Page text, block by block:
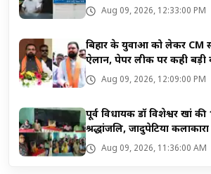
Aug 09, 2026, 12:33:00 PM
बिहार के युवाओं को लेकर CM
ऐलान, पेपर लीक पर कही
Aug 09, 2026, 12:09:00 PM
पूर्व विधायक डॉ विशेश्वर खां
श्रद्धांजलि, जादुपेटिया कलाकारों की बदहाली से रूबरू
हुईं सुष्मिता खां
Aug 09, 2026, 11:36:00 AM